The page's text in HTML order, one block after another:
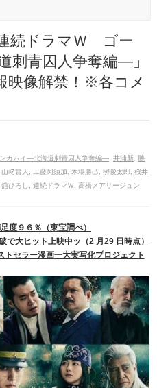
続ドラマＷ ゴー
刺青囚人争奪編—」
映像解禁！※各コメ
カムイ—北海道刺青囚人争奪編— ,井浦新
勝
山﨑賢人 工藤阿須加 木場勝己 ,栁俊太郎 ,桜井
,舘ひろし ,連続ドラマＷ ,高橋メアリージュン
度９６％（東宝調べ）
で大ヒット上映中ッ （2 月29 日時点）
セラー漫画一大実写化プロジェクト